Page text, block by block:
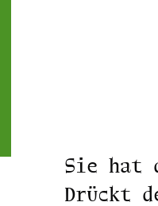
Sie hat
Drückt